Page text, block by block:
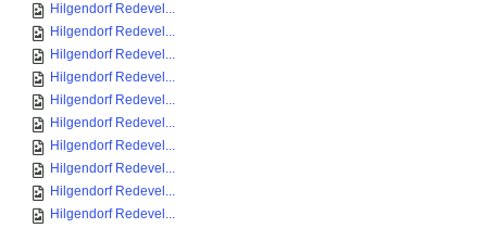
Hilgendorf Redevel...
Hilgendorf Redevel...
Hilgendorf Redevel...
Hilgendorf Redevel...
Hilgendorf Redevel...
Hilgendorf Redevel...
Hilgendorf Redevel...
Hilgendorf Redevel...
Hilgendorf Redevel...
Hilgendorf Redevel...